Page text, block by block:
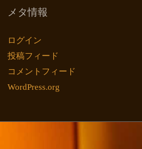
メタ情報
ログイン
投稿フィード
コメントフィード
WordPress.org